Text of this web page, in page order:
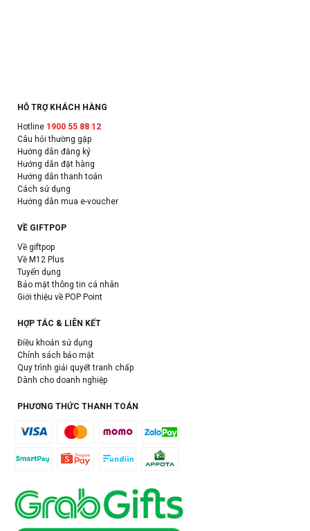
HỖ TRỢ KHÁCH HÀNG
Hotline 1900 55 88 12
Câu hỏi thường gặp
Hướng dẫn đăng ký
Hướng dẫn đặt hàng
Hướng dẫn thanh toán
Cách sử dụng
Hướng dẫn mua e-voucher
VỀ GIFTPOP
Về giftpop
Về M12 Plus
Tuyển dụng
Bảo mật thông tin cá nhân
Giới thiệu về POP Point
HỢP TÁC & LIÊN KẾT
Điều khoản sử dụng
Chính sách bảo mật
Quy trình giải quyết tranh chấp
Dành cho doanh nghiệp
PHƯƠNG THỨC THANH TOÁN